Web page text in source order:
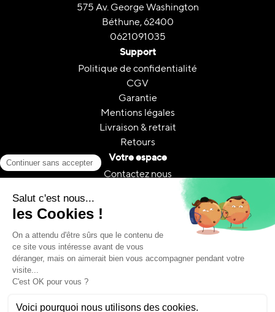
575 Av. George Washington
Béthune, 62400
0621091035
Support
Politique de confidentialité
CGV
Garantie
Mentions légales
Livraison & retrait
Retours
Votre espace
Contactez nous
A propos
Le reconditionnement
Reconditionnement & CO₂